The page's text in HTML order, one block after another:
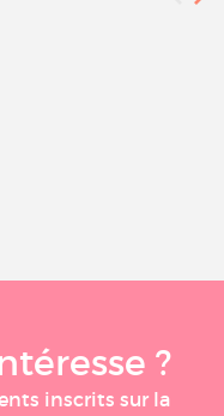
?
inscrits sur la